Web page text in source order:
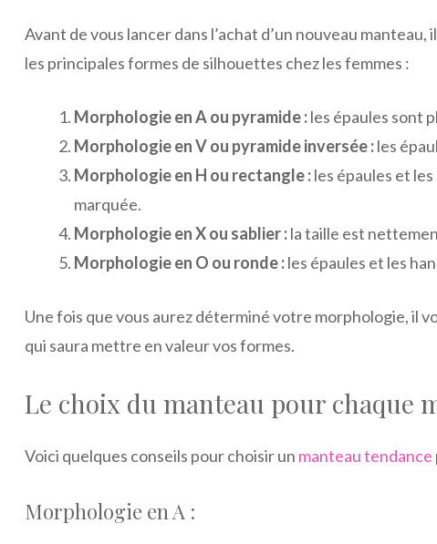
Avant de vous lancer dans l’achat d’un nouveau
les principales formes de silhouettes chez les femmes :
Morphologie en A ou pyramide :les épaules sont
Morphologie en V ou pyramide inversée :les
Morphologie en H ou rectangle :les épaules et
marquée.
Morphologie en X ou sablier :la taille est
Morphologie en O ou ronde :les épaules et les
Une fois que vous aurez déterminé votre morphologie, il
qui saura mettre en valeur vos formes.
Le choix du manteau pour chaque
Voici quelques conseils pour choisir un manteau tendance
Morphologie en A :